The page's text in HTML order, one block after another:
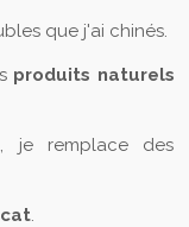
que j'ai chinés.
produits naturels
je remplace des
.